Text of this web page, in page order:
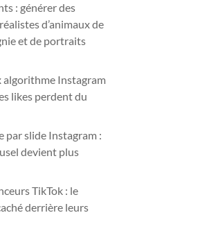
: générer des
d’animaux de
et de portraits
algorithme Instagram
likes perdent du
par slide Instagram :
devient plus
TikTok : le
derrière leurs